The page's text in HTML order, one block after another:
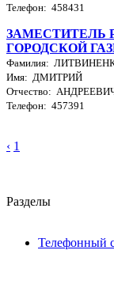
Телефон: 458431
ЗАМЕСТИТЕЛЬ
ГОРОДСКОЙ
Фамилия:
Имя: ДМИТРИЙ
Отчество:
Телефон: 457391
‹ 1
Разделы
Телефонный